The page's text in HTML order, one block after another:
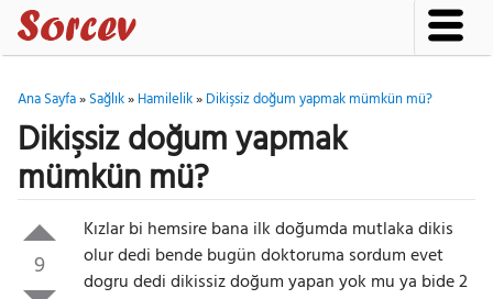
Ana Sayfa»Sağlık»Hamilelik»Dikişsiz doğum yapmak mümkün mü?
Dikişsiz doğum yapmak
mümkün mü?
9
Kızlar bi hemsire bana ilk doğumda mutlaka dikis
olur dedi bende bugün doktoruma sordum evet
dogru dedi dikissiz doğum yapan yok mu ya bide 2